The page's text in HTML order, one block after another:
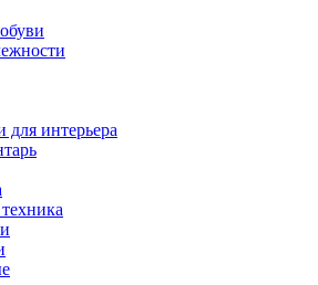
интерьера